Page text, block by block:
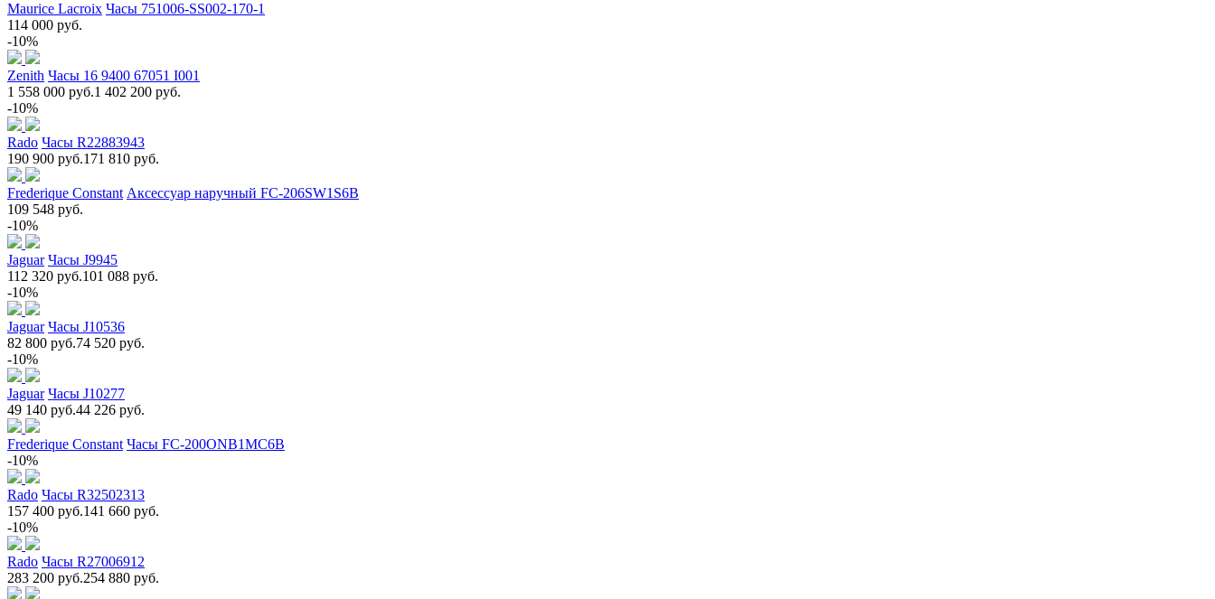
Maurice Lacroix Часы 751006-SS002-170-1
114 000 руб.
-10%
Zenith Часы 16 9400 67051 I001
1 558 000 руб.1 402 200 руб.
-10%
Rado Часы R22883943
190 900 руб.171 810 руб.
Frederique Constant Аксессуар наручный FC-206SW1S6B
109 548 руб.
-10%
Jaguar Часы J9945
112 320 руб.101 088 руб.
-10%
Jaguar Часы J10536
82 800 руб.74 520 руб.
-10%
Jaguar Часы J10277
49 140 руб.44 226 руб.
Frederique Constant Часы FC-200ONB1MC6B
-10%
Rado Часы R32502313
157 400 руб.141 660 руб.
-10%
Rado Часы R27006912
283 200 руб.254 880 руб.